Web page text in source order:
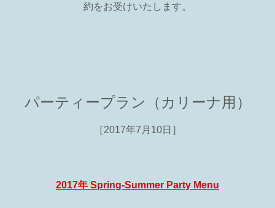
約をお受けいたします。
パーティープラン（カリーナ用）
［2017年7月10日］
2017年 Spring-Summer Party Menu